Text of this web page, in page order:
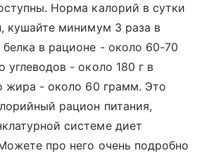
Норма калорий в сутки
кушайте минимум 3 раза в
в рационе - около 60-70
углеводов - около 180 г в
жира - около 60 грамм. Это
рацион питания,
системе диет
про него очень подробно